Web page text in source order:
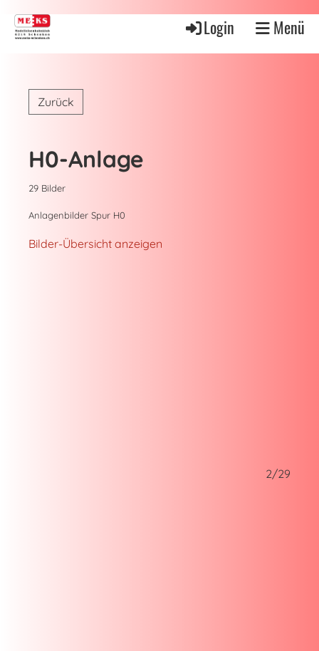
Login Menü
Zurück
H0-Anlage
29 Bilder
Anlagenbilder Spur H0
Bilder-Übersicht anzeigen
2/29